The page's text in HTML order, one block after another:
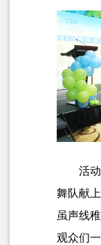
活
舞队献
虽声线
观众们